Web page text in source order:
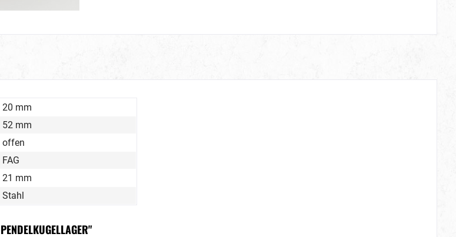
20 mm
52 mm
offen
FAG
21 mm
Stahl